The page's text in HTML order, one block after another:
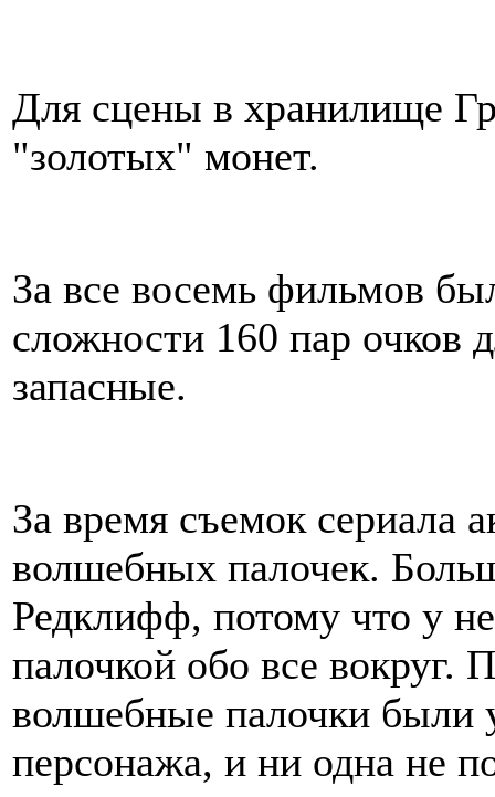
Для сцены в хранилище
"золотых" монет.
За все восемь фильмов
сложности 160 пар очков
запасные.
За время съемок сериала
волшебных палочек.
Редклифф, потому что у
палочкой обо все вокруг.
волшебные палочки были
персонажа, и ни одна не